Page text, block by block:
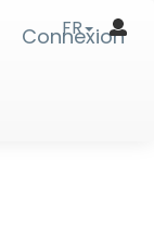
Connexion
FR